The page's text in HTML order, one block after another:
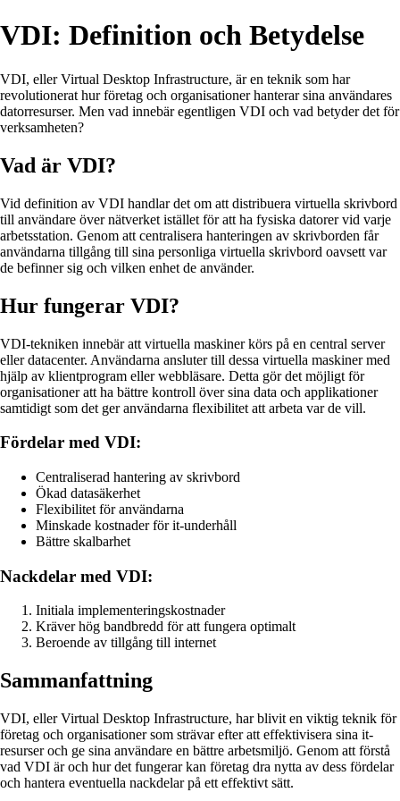
VDI: Definition och Betydelse
VDI, eller Virtual Desktop Infrastructure, är en teknik som har
revolutionerat hur företag och organisationer hanterar sina användares
datorresurser. Men vad innebär egentligen VDI och vad betyder det för
verksamheten?
Vad är VDI?
Vid definition av VDI handlar det om att distribuera virtuella skrivbord
till användare över nätverket istället för att ha fysiska datorer vid varje
arbetsstation. Genom att centralisera hanteringen av skrivborden får
användarna tillgång till sina personliga virtuella skrivbord oavsett var
de befinner sig och vilken enhet de använder.
Hur fungerar VDI?
VDI-tekniken innebär att virtuella maskiner körs på en central server
eller datacenter. Användarna ansluter till dessa virtuella maskiner med
hjälp av klientprogram eller webbläsare. Detta gör det möjligt för
organisationer att ha bättre kontroll över sina data och applikationer
samtidigt som det ger användarna flexibilitet att arbeta var de vill.
Fördelar med VDI:
Centraliserad hantering av skrivbord
Ökad datasäkerhet
Flexibilitet för användarna
Minskade kostnader för it-underhåll
Bättre skalbarhet
Nackdelar med VDI:
Initiala implementeringskostnader
Kräver hög bandbredd för att fungera optimalt
Beroende av tillgång till internet
Sammanfattning
VDI, eller Virtual Desktop Infrastructure, har blivit en viktig teknik för
företag och organisationer som strävar efter att effektivisera sina it-
resurser och ge sina användare en bättre arbetsmiljö. Genom att förstå
vad VDI är och hur det fungerar kan företag dra nytta av dess fördelar
och hantera eventuella nackdelar på ett effektivt sätt.